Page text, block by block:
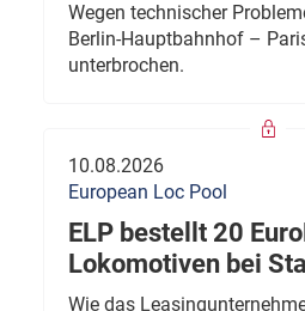
Wegen technischer
Berlin-Hauptbahnhof –
unterbrochen.
10.08.2026
European Loc Pool
ELP bestellt 20
Lokomotiven bei
Wie das